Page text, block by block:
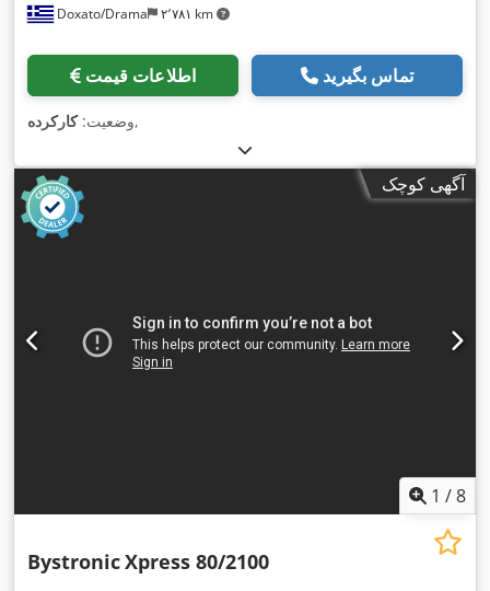
Doxato/Drama ۲٬۷۸۱ km
اطلاعات قیمت تماس بگیرید
وضعیت:کارکرده ,
آگهی کوچک
1 /8
BystronicXpress 80/2100